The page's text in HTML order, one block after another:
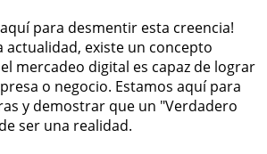
aquí para desmentir esta creencia!
actualidad, existe un concepto
mercadeo digital es capaz de lograr
o negocio. Estamos aquí para
y demostrar que un "Verdadero
ser una realidad.